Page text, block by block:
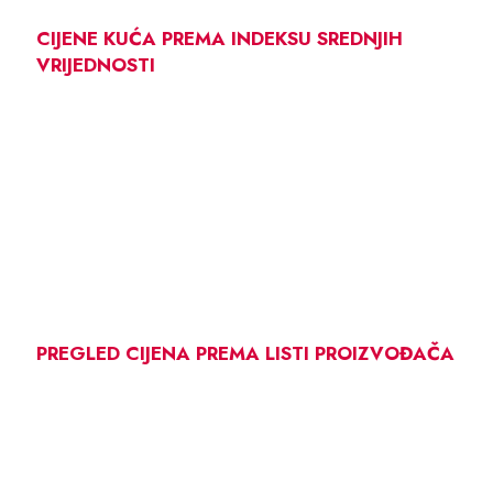
CIJENE KUĆA PREMA INDEKSU SREDNJIH
VRIJEDNOSTI
PREGLED CIJENA PREMA LISTI PROIZVOĐAČA